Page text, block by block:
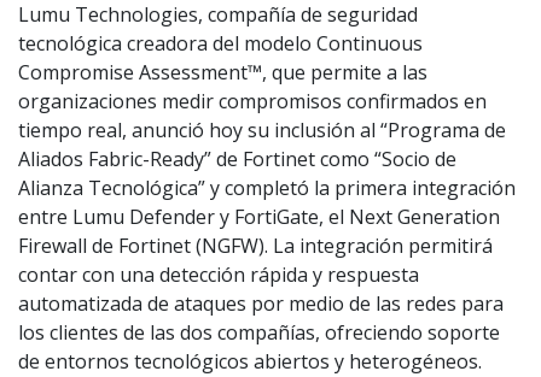
Lumu Technologies, compañía de seguridad
tecnológica creadora del modelo Continuous
Compromise Assessment™, que permite a las
organizaciones medir compromisos confirmados en
tiempo real, anunció hoy su inclusión al “Programa de
Aliados Fabric-Ready” de Fortinet como “Socio de
Alianza Tecnológica” y completó la primera integración
entre Lumu Defender y FortiGate, el Next Generation
Firewall de Fortinet (NGFW). La integración permitirá
contar con una detección rápida y respuesta
automatizada de ataques por medio de las redes para
los clientes de las dos compañías, ofreciendo soporte
de entornos tecnológicos abiertos y heterogéneos.